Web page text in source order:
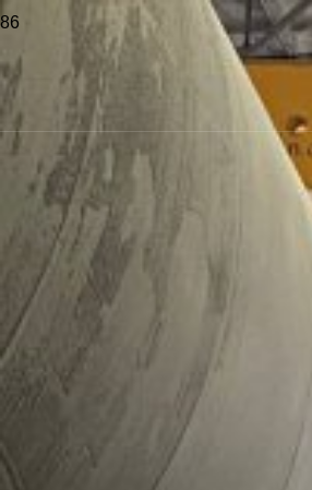
Проекты
Погрузка,
проектное положение шабота молота в п.
Погрузка,
выгрузка и
проектное
шабота молота в п.
Большой Исток
Свердловской
ООО «АнодТоргМет»
Объект:
Производственный цех